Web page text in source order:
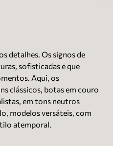
detalhes. Os signos de
sofisticadas e que
Aqui, os
clássicos, botas em couro
em tons neutros
modelos versáteis, com
atemporal.